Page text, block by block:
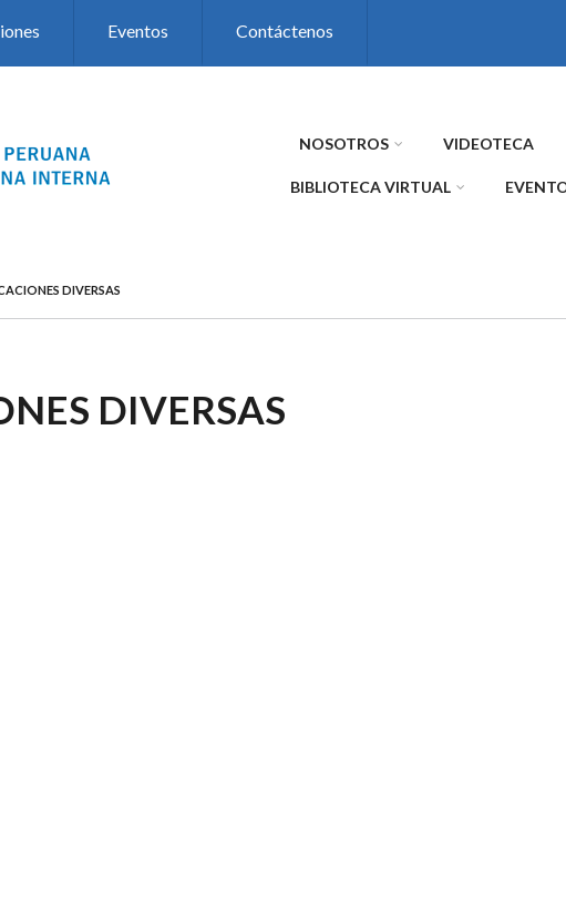
Eventos Contáctenos
NOSOTROS VIDEOTECA
BIBLIOTECA VIRTUAL
DIVERSAS
DIVERSAS